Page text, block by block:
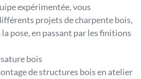
expérimentée, vous
projets de charpente bois,
pose, en passant par les finitions
bois
de structures bois en atelier